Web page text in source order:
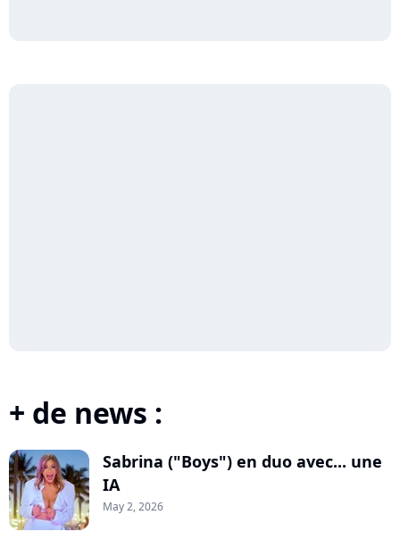
+ de news :
Sabrina ("Boys") en duo avec... une
IA
May 2, 2026